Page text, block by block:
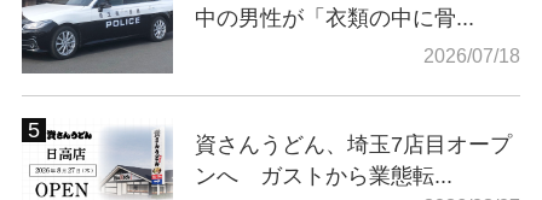
中の男性が「衣類の中に骨...
2026/07/18
資さんうどん、埼玉7店目オープ
ンへ ガストから業態転...